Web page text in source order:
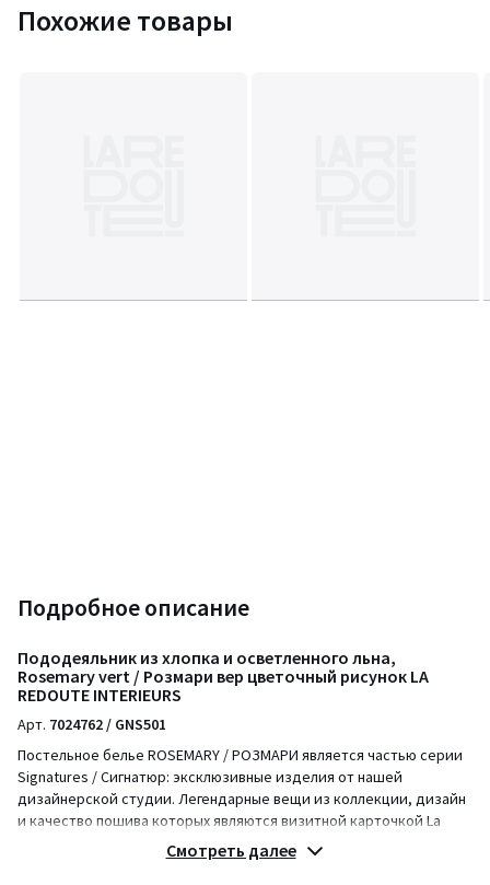
Похожие товары
Подробное описание
Пододеяльник из хлопка и осветленного льна,
Rosemary vert / Розмари вер цветочный рисунок LA
REDOUTE INTERIEURS
Арт. 7024762 / GNS501
Постельное белье ROSEMARY / РОЗМАРИ является частью серии
Signatures / Сигнатюр: эксклюзивные изделия от нашей
дизайнерской студии. Легендарные вещи из коллекции, дизайн
и качество пошива которых являются визитной карточкой La
В серию Signatures / Сигнатюр бренда вошли бестселлеры среди
Смотреть далее